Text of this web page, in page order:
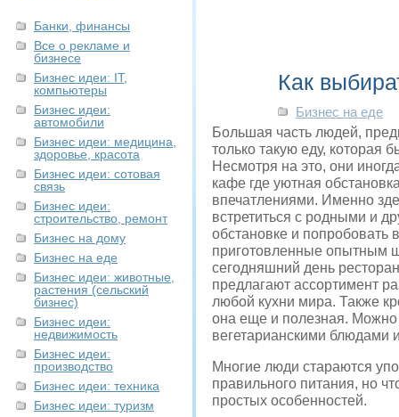
Банки, финансы
Все о рекламе и
бизнесе
Бизнес идеи: IT,
компьютеры
Бизнес идеи:
автомобили
Бизнес идеи: медицина,
здоровье, красота
Бизнес идеи: сотовая
связь
Бизнес идеи:
строительство, ремонт
Бизнес на дому
Бизнес на еде
Бизнес идеи: животные,
растения (сельский
бизнес)
Бизнес идеи:
недвижимость
Бизнес идеи:
производство
Бизнес идеи: техника
Бизнес идеи: туризм
Как
Бизнес на еде
Большая часть людей,
только такую еду, которая
Несмотря на это, они
кафе где уютная
впечатлениями. Именно
встретиться с родными и
обстановке и попробовать
приготовленные опытным
сегодняшний день
предлагают ассортимент
любой кухни мира. Также
она еще и полезная. Можно
вегетарианскими
Многие люди стараются
правильного питания, но
простых особенностей.